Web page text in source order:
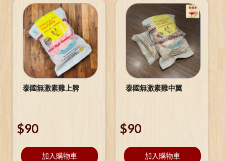
泰國無激素雞上脾
$90
加入購物車
泰國無激素雞中翼
$90
加入購物車